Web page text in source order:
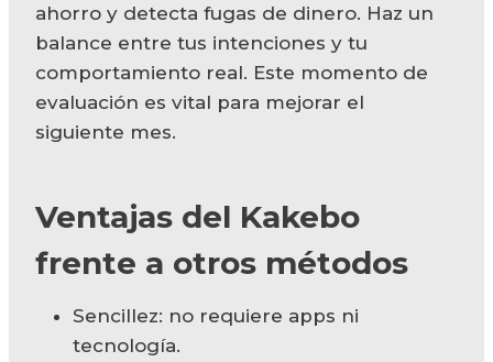
ahorro y detecta fugas de dinero. Haz un
balance entre tus intenciones y tu
comportamiento real. Este momento de
evaluación es vital para mejorar el
siguiente mes.
Ventajas del Kakebo
frente a otros métodos
Sencillez: no requiere apps ni
tecnología.